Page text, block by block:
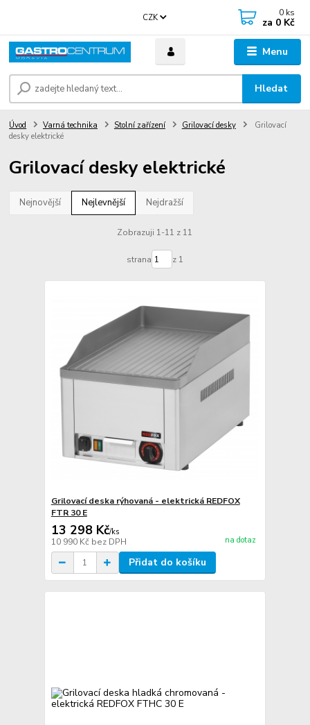
Menu
CZK
Hledat
0 ks
za 0 Kč
Úvod Varná technika Stolní zařízení Grilovací desky
Grilovací
desky elektrické
Grilovací desky elektrické
Nejnovější Nejlevnější Nejdražší
Zobrazuji 1-11 z 11
strana z 1
Grilovací deska rýhovaná - elektrická REDFOX
FTR 30 E
13 298 Kč/ks
10 990 Kč bez DPH na dotaz
Přidat do košíku